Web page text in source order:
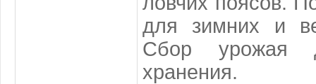
для зимних и
Сбор урожая
хранения.